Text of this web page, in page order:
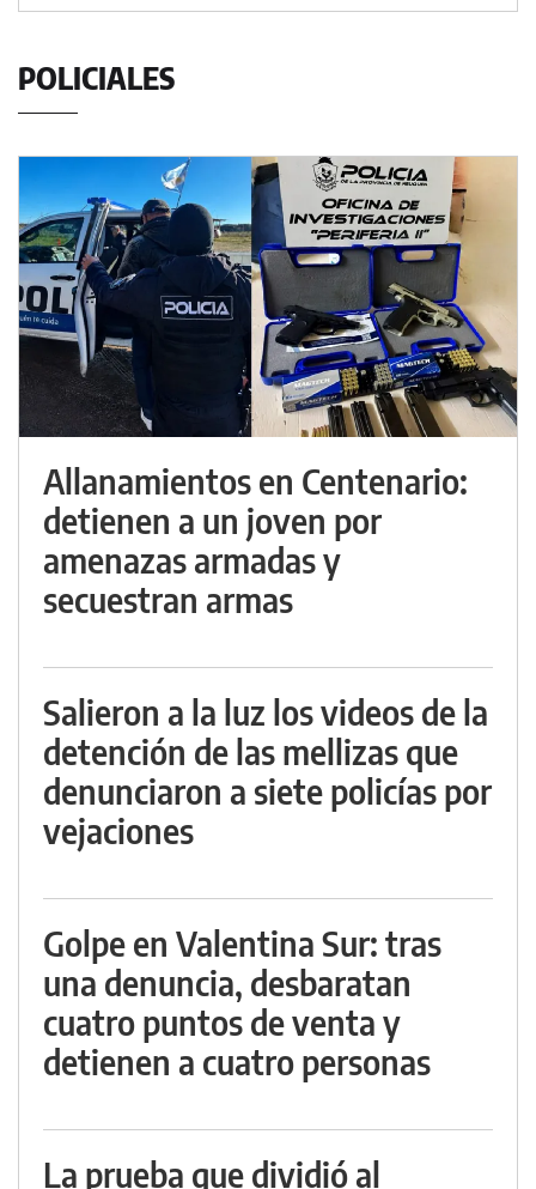
POLICIALES
Allanamientos en Centenario:
detienen a un joven por
amenazas armadas y
secuestran armas
Salieron a la luz los videos de la
detención de las mellizas que
denunciaron a siete policías por
vejaciones
Golpe en Valentina Sur: tras
una denuncia, desbaratan
cuatro puntos de venta y
detienen a cuatro personas
La prueba que dividió al